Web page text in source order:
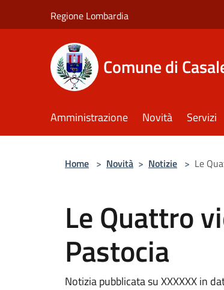
Regione Lombardia
Comune di
Amministrazione Novità Servizi
Home > Novità > Notizie > Le
Le Quattro
Pastocia
Notizia pubblicata su XXXXXX in